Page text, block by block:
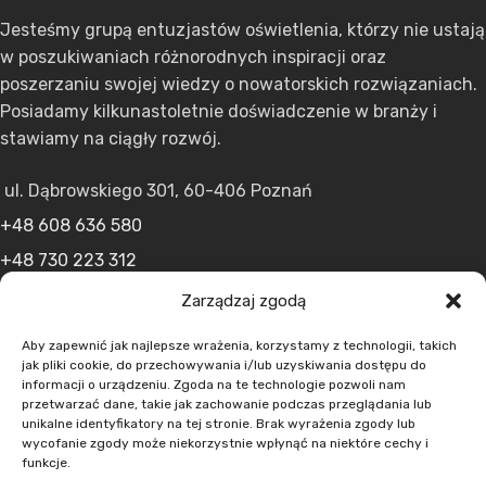
Zarządzaj zgodą
Aby zapewnić jak najlepsze wrażenia, korzystamy z technologii, takich
jak pliki cookie, do przechowywania i/lub uzyskiwania dostępu do
informacji o urządzeniu. Zgoda na te technologie pozwoli nam
przetwarzać dane, takie jak zachowanie podczas przeglądania lub
unikalne identyfikatory na tej stronie. Brak wyrażenia zgody lub
wycofanie zgody może niekorzystnie wpłynąć na niektóre cechy i
funkcje.
Jesteśmy grupą entuzjastów oświetlenia, którzy nie ustają
w poszukiwaniach różnorodnych inspiracji oraz
poszerzaniu swojej wiedzy o nowatorskich rozwiązaniach.
Posiadamy kilkunastoletnie doświadczenie w branży i
stawiamy na ciągły rozwój.
ul. Dąbrowskiego 301, 60-406 Poznań
+48 608 636 580
+48 730 223 312
MENU